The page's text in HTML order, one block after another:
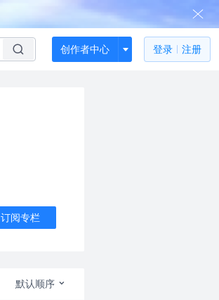
创作者中心 登录 注册
订阅专栏
默认顺序